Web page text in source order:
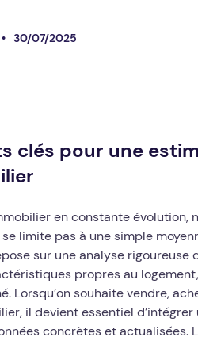
• 30/07/2025
clés pour une
en constante évolution,
limite pas à une simple
sur une analyse
propres au
Lorsqu’on souhaite vendre,
il devient essentiel
concrètes et